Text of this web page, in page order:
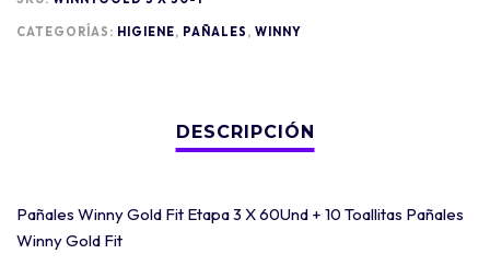
CATEGORÍAS: HIGIENE, PAÑALES , WINNY
Pañales Winny Gold Fit Etapa 3 X 60Und + 10 Toallitas Pañales
Winny Gold Fit